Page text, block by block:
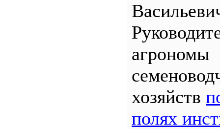
агрономы
хозяйств
полях